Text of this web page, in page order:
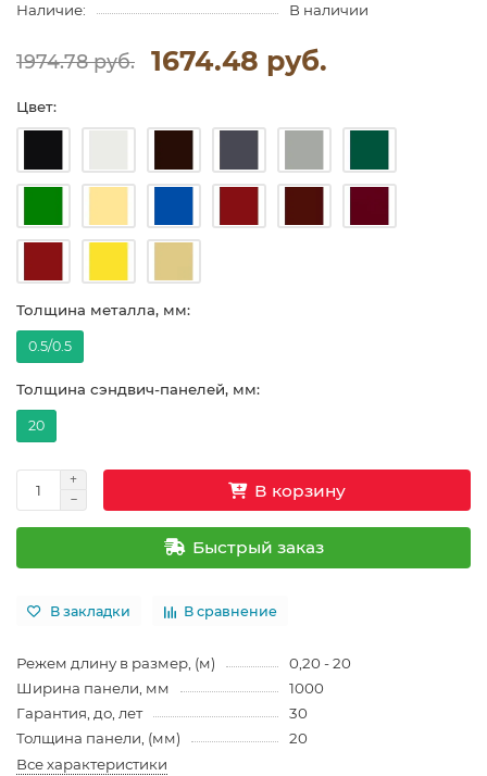
Наличие:
В наличии
1974.78 руб. 1674.48 руб.
Цвет:
Толщина металла, мм:
0.5/0.5
Толщина сэндвич-панелей, мм:
20
В корзину
Быстрый заказ
В закладки В сравнение
Режем длину в размер, (м)
0,20 - 20
Ширина панели, мм
1000
Гарантия, до, лет
30
Толщина панели, (мм)
20
Все характеристики